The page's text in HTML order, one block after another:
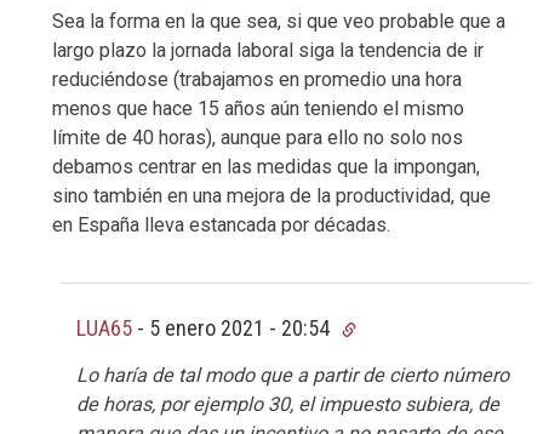
Sea la forma en la que sea, si que veo probable que a
largo plazo la jornada laboral siga la tendencia de ir
reduciéndose (trabajamos en promedio una hora
menos que hace 15 años aún teniendo el mismo
límite de 40 horas), aunque para ello no solo nos
debamos centrar en las medidas que la impongan,
sino también en una mejora de la productividad, que
en España lleva estancada por décadas.
LUA65 - 5 enero 2021 - 20:54
Lo haría de tal modo que a partir de cierto número
de horas, por ejemplo 30, el impuesto subiera, de